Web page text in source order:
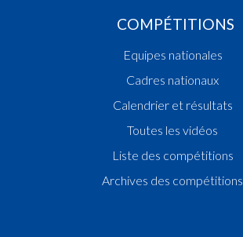
COMPÉTITIONS
Equipes nationales
Cadres nationaux
Calendrier et résultats
Toutes les vidéos
Liste des compétitions
Archives des compétitions